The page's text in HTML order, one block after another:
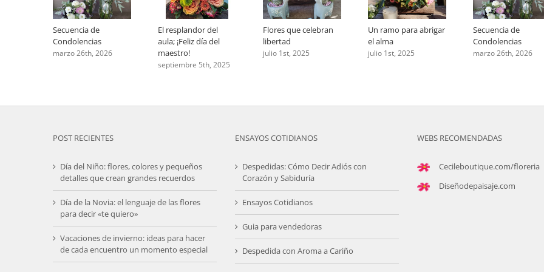
Secuencia de
Condolencias
marzo 26th, 2026
El resplandor del
aula; ¡Feliz día del
maestro!
septiembre 5th, 2025
Flores que celebran
libertad
julio 1st, 2025
Un ramo para abrigar
el alma
julio 1st, 2025
Secuencia de
Condolencias
marzo 26th, 2026
POST RECIENTES
Día del Niño: flores, colores y pequeños
detalles que crean grandes recuerdos
Día de la Novia: el lenguaje de las flores
para decir «te quiero»
Vacaciones de invierno: ideas para hacer
de cada encuentro un momento especial
ENSAYOS COTIDIANOS
Despedidas: Cómo Decir Adiós con
Corazón y Sabiduría
Ensayos Cotidianos
Guia para vendedoras
Despedida con Aroma a Cariño
WEBS RECOMENDADAS
Cecileboutique.com/floreria
Diseñodepaisaje.com